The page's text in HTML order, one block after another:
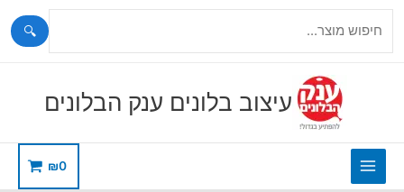
🔍
עיצוב בלונים ענק הבלונים
₪0